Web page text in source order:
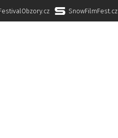
SnowFilmFest.cz